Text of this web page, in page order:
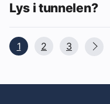
Lys i tunnelen?
1 2 3